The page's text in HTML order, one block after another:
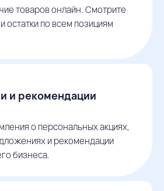
товаров онлайн. Смотрите
остатки по всем позициям
и рекомендации
о персональных акциях,
и рекомендации
бизнеса.